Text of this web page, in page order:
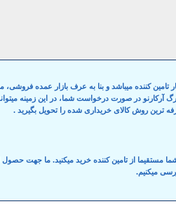
کننده میباشد و بنا به عرف بازار عمده
بزرگ آرکارنو در صورت درخواست شما، در این زمینه
ترین روش کالای خریداری شده را تحویل بگیرید .
مستقیما از تامین کننده خرید میکنید. ما جهت
میکنیم.